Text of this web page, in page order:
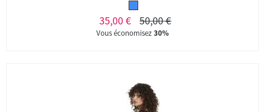
35,00 € 50,00 €
Vous économisez30%